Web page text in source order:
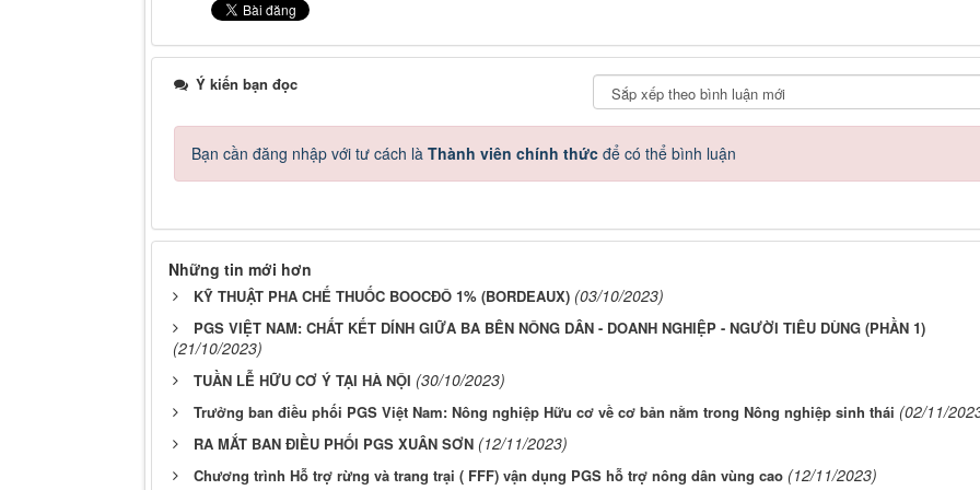
Ý kiến bạn đọc
Bạn cần đăng nhập với tư cách là Thành viên chính thức để có thể bình luận
Những tin mới hơn
KỸ THUẬT PHA CHẾ THUỐC BOOCĐÔ 1% (BORDEAUX) (03/10/2023)
PGS VIỆT NAM: CHẤT KẾT DÍNH GIỮA BA BÊN NÔNG DÂN - DOANH NGHIỆP - NGƯỜI TIÊU DÙNG (PHẦN 1)
(21/10/2023)
TUẦN LỄ HỮU CƠ Ý TẠI HÀ NỘI (30/10/2023)
Trưởng ban điều phối PGS Việt Nam: Nông nghiệp Hữu cơ về cơ bản nằm trong Nông nghiệp sinh thái (02/11/
RA MẮT BAN ĐIỀU PHỐI PGS XUÂN SƠN (12/11/2023)
Chương trình Hỗ trợ rừng và trang trại ( FFF) vận dụng PGS hỗ trợ nông dân vùng cao (12/11/2023)